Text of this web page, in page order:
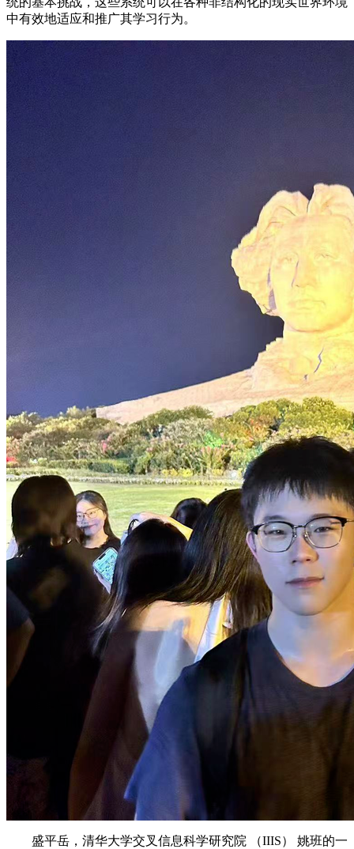
中有效地适应和推广其学习行为。
盛平岳，清华大学交叉信息科学研究院 （IIIS） 姚班的一